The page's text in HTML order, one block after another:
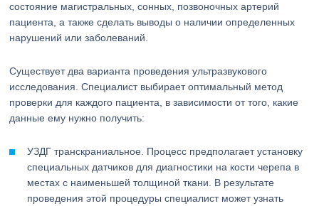
состояние магистральных, сонных, позвоночных артерий
пациента, а также сделать выводы о наличии определенных
нарушений или заболеваний.
Существует два варианта проведения ультразвукового
исследования. Специалист выбирает оптимальный метод
проверки для каждого пациента, в зависимости от того, какие
данные ему нужно получить:
УЗДГ транскраниальное. Процесс предполагает установку
специальных датчиков для диагностики на кости черепа в
местах с наименьшей толщиной ткани. В результате
проведения этой процедуры специалист может узнать